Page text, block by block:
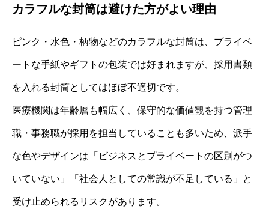
カラフルな封筒は避けた方がよい理由
ピンク・水色・柄物などのカラフルな封筒は、プライベ
ートな手紙やギフトの包装では好まれますが、採用書類
を入れる封筒としてはほぼ不適切です。
医療機関は年齢層も幅広く、保守的な価値観を持つ管理
職・事務職が採用を担当していることも多いため、派手
な色やデザインは「ビジネスとプライベートの区別がつ
いていない」「社会人としての常識が不足している」と
受け止められるリスクがあります。